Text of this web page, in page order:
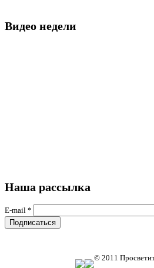
Видео недели
Наша рассылка
E-mail *
© 2011